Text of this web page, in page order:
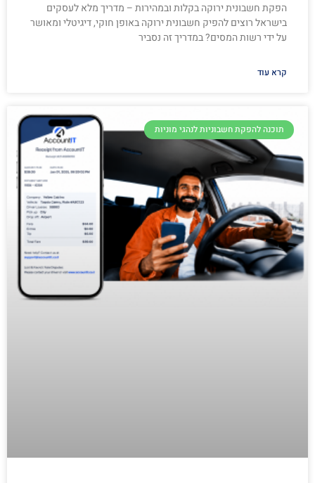
הפקת חשבונית ירוקה בקלות ובמהירות – מדריך מלא לעסקים
בישראל רוצים להפיק חשבונית ירוקה באופן חוקי, דיגיטלי ומאושר
על ידי רשות המסים? במדריך זה נסביר
קרא עוד
תוכנה להפקת חשבוניות לנהגי מוניות